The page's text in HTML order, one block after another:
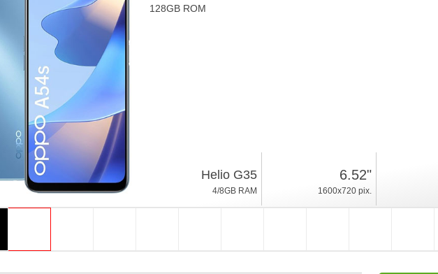
128GB ROM
Helio G35
4/8GB RAM
6.52"
1600x720 pix.